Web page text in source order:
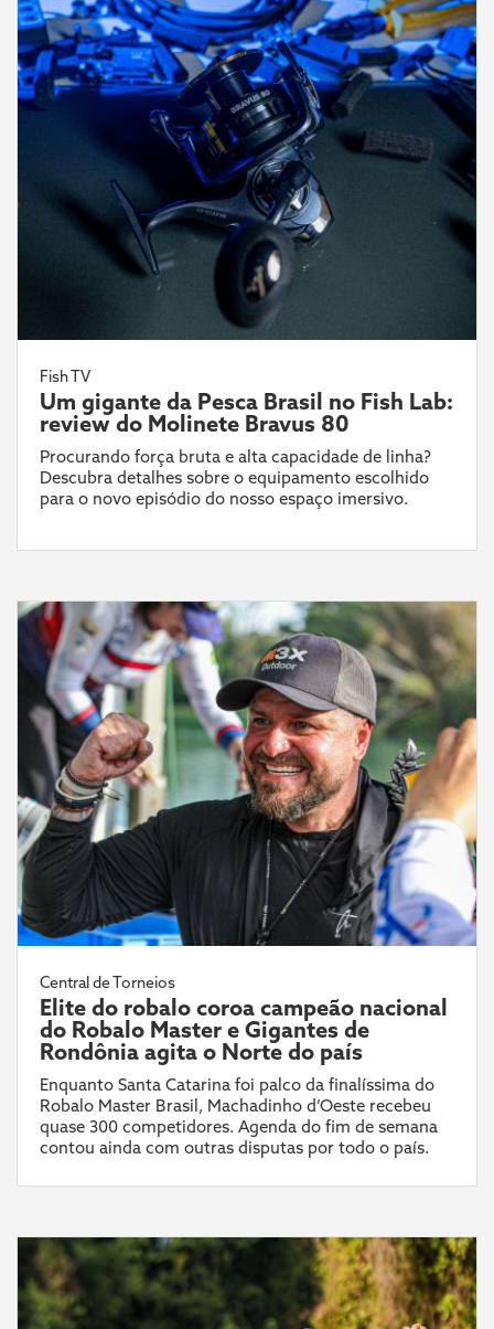
Fish TV
Um gigante da Pesca Brasil no Fish Lab:
review do Molinete Bravus 80
Procurando força bruta e alta capacidade de linha?
Descubra detalhes sobre o equipamento escolhido
para o novo episódio do nosso espaço imersivo.
Central de Torneios
Elite do robalo coroa campeão nacional
do Robalo Master e Gigantes de
Rondônia agita o Norte do país
Enquanto Santa Catarina foi palco da finalíssima do
Robalo Master Brasil, Machadinho d’Oeste recebeu
quase 300 competidores. Agenda do fim de semana
contou ainda com outras disputas por todo o país.